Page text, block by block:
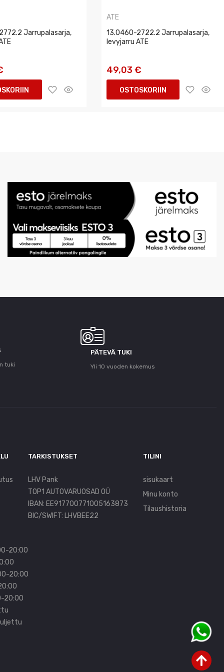
Jarrupalasarja,
ATE
13.0460-2722.2 Jarrupalasarja,
levyjarru ATE
49,03 €
OSTOSKORIIN
tuki
PÄTEVÄ TUKI
Yli 10 vuoden kokemus
TARKISTUKSET
LHV Pank
TOP1 AUTOVARUOSAD OÜ
IBAN: EE917700771005163873
BIC/SWIFT: LHVBEE22
TILINI
sisukaart
Minu konto
Tilaushistoria
20:00
20:00
20:00